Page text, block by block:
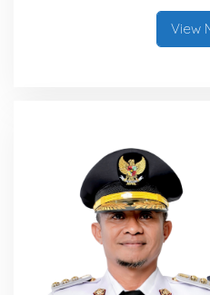
View